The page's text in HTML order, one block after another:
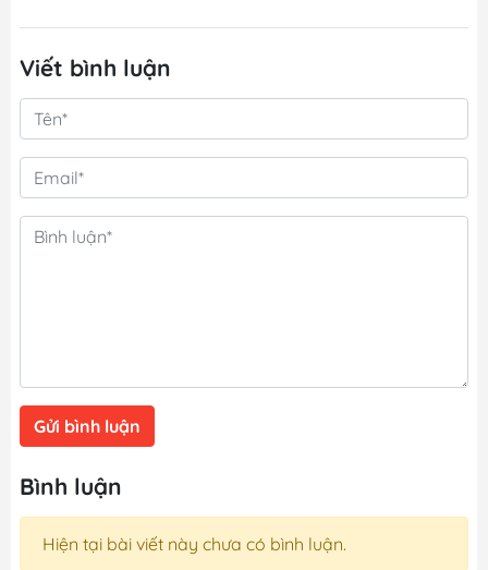
Viết bình luận
Gửi bình luận
Bình luận
Hiện tại bài viết này chưa có bình luận.